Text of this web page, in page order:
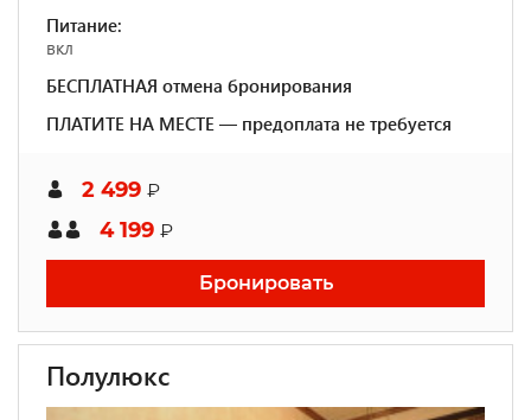
Питание:
вкл
БЕСПЛАТНАЯ отмена бронирования
ПЛАТИТЕ НА МЕСТЕ — предоплата не требуется
2 499 ₽
4 199 ₽
Бронировать
Полулюкс